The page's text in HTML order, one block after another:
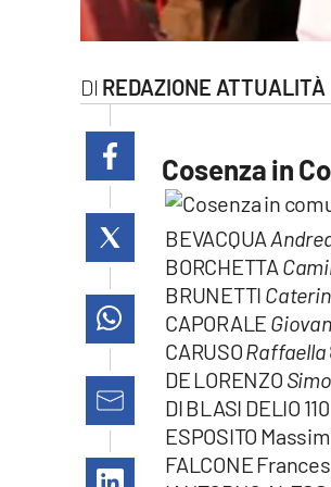
lacitymag.it
cosenzachannel.it
catanzarochannel.it
REDAZIONE ATTUALITÀ
Cosenza in
BEVACQUA
BORCHETTA
BRUNETTI
CAPORALE
CARUSORaffaella
DE LORENZO
DI BLASI DELIO 110
ESPOSITO
FALCONE